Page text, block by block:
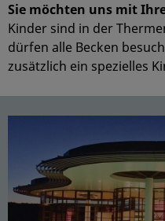
Sie möchten uns mit
Kinder sind in der
dürfen alle Becken
zusätzlich ein spezielles